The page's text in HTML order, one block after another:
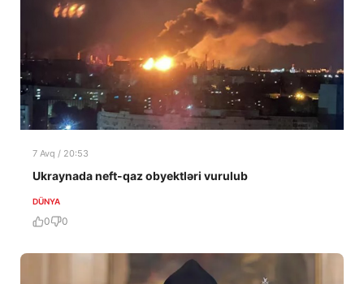
7 Avq / 20:53
Ukraynada neft-qaz obyektləri vurulub
DÜNYA
0 0